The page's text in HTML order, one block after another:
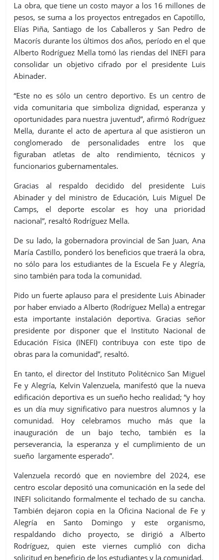
La obra, que tiene un costo mayor a los 16 millones de
pesos, se suma a los proyectos entregados en Capotillo,
Elías Piña, Santiago de los Caballeros y San Pedro de
Macorís durante los últimos dos años, período en el que
Alberto Rodríguez Mella tomó las riendas del INEFI para
consolidar un objetivo cifrado por el presidente Luis
Abinader.
“Este no es sólo un centro deportivo. Es un centro de
vida comunitaria que simboliza dignidad, esperanza y
oportunidades para nuestra juventud”, afirmó Rodríguez
Mella, durante el acto de apertura al que asistieron un
conglomerado de personalidades entre los que
figuraban atletas de alto rendimiento, técnicos y
funcionarios gubernamentales.
Gracias al respaldo decidido del presidente Luis
Abinader y del ministro de Educación, Luis Miguel De
Camps, el deporte escolar es hoy una prioridad
nacional”, resaltó Rodríguez Mella.
De su lado, la gobernadora provincial de San Juan, Ana
María Castillo, ponderó los beneficios que traerá la obra,
no sólo para los estudiantes de la Escuela Fe y Alegría,
sino también para toda la comunidad.
Pido un fuerte aplauso para el presidente Luis Abinader
por haber enviado a Alberto (Rodríguez Mella) a entregar
esta importante instalación deportiva. Gracias señor
presidente por disponer que el Instituto Nacional de
Educación Física (INEFI) contribuya con este tipo de
obras para la comunidad”, resaltó.
En tanto, el director del Instituto Politécnico San Miguel
Fe y Alegría, Kelvin Valenzuela, manifestó que la nueva
edificación deportiva es un sueño hecho realidad; “y hoy
es un día muy significativo para nuestros alumnos y la
comunidad. Hoy celebramos mucho más que la
inauguración de un bajo techo, también es la
perseverancia, la esperanza y el cumplimiento de un
sueño largamente esperado”.
Valenzuela recordó que en noviembre del 2024, ese
centro escolar depositó una comunicación en la sede del
INEFI solicitando formalmente el techado de su cancha.
También dejaron copia en la Oficina Nacional de Fe y
Alegría en Santo Domingo y este organismo,
respaldando dicho proyecto, se dirigió a Alberto
Rodríguez, quieneste viernes cumplió con dicha
solicitud en beneficio de los estudiantes y la comunidad.